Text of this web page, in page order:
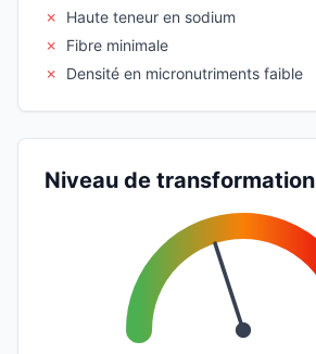
✗
Haute teneur en sodium
✗
Fibre minimale
✗
Densité en micronutriments faible
Niveau de transformation